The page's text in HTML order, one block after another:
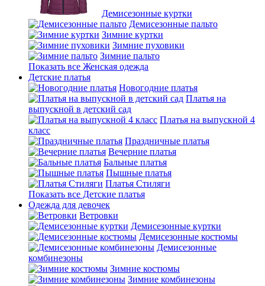
Демисезонные куртки
Демисезонные пальто
Зимние куртки
Зимние пуховики
Зимние пальто
Показать все Женская одежда
Детские платья
Новогодние платья
Платья на
выпускной в детский сад
Платья на выпускной 4
класс
Праздничные платья
Вечерние платья
Бальные платья
Пышные платья
Платья Стиляги
Показать все Детские платья
Одежда для девочек
Ветровки
Демисезонные куртки
Демисезонные костюмы
Демисезонные
комбинезоны
Зимние костюмы
Зимние комбинезоны